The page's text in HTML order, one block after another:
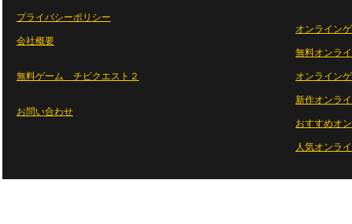
プライバシーポリシー
会社概要
無料ゲーム チビクエスト２
お問い合わせ
オンライン
無料オンラ
オンライン
新作オンラ
おすすめオ
人気オンラ